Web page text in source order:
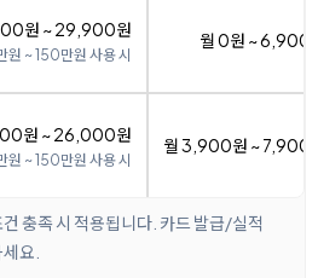
원 ~ 29,900원
원 ~ 150만원 사용 시
월 0원 ~ 6,900
원 ~ 26,000원
원 ~ 150만원 사용 시
월 3,900원 ~ 7,900
충족 시 적용됩니다. 카드 발급/실적
요.